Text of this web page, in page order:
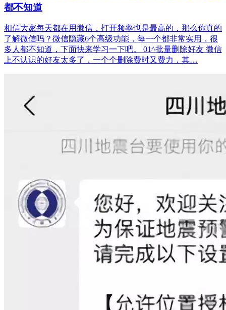
都不知道
相信大家每天都在用微信，打开频率也是最高的，那么你真的
了解微信吗？微信隐藏6个高级功能，每一个都非常实用，很
多人都不知道，下面快来学习一下吧。 01^批量删除好友 微信
上不认识的好友太多了，一个个删除费时又费力，其…